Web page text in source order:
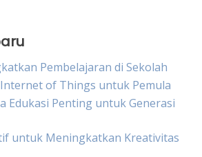
Pembelajaran di Sekolah
of Things untuk Pemula
Edukasi Penting untuk Generasi
untuk Meningkatkan Kreativitas